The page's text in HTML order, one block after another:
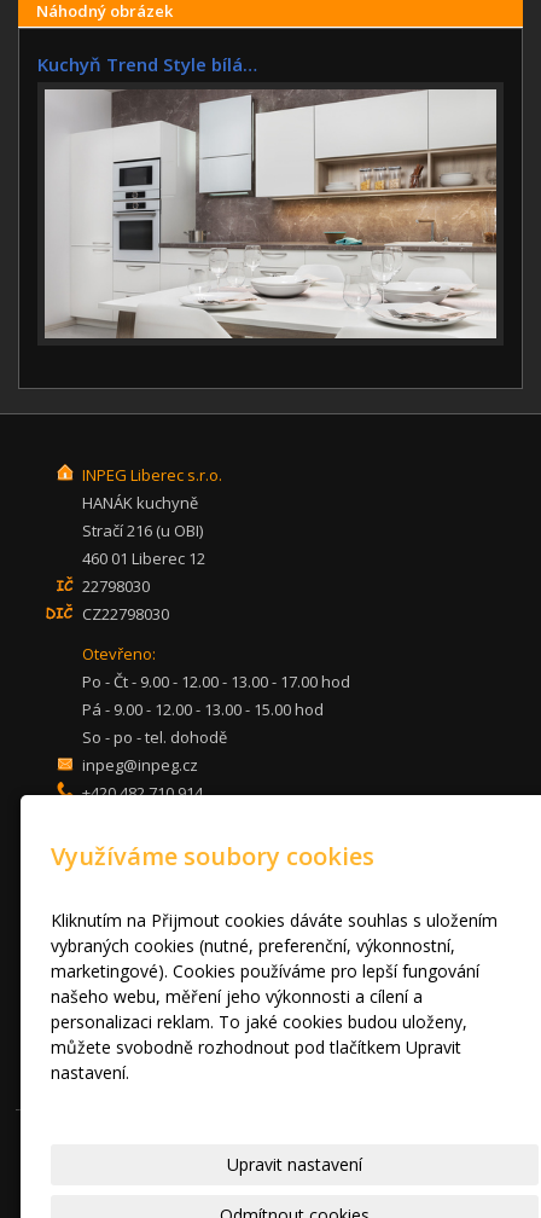
Náhodný obrázek
Kuchyň Trend Style bílá…
INPEG Liberec s.r.o.
HANÁK kuchyně
Stračí 216 (u OBI)
460 01 Liberec 12
22798030
CZ22798030
Otevřeno:
Po - Čt - 9.00 - 12.00 - 13.00 - 17.00 hod
Pá - 9.00 - 12.00 - 13.00 - 15.00 hod
So - po - tel. dohodě
inpeg@inpeg.cz
+420 482 710 914
KUCHYNĚ
DVEŘE A STOLY
OBÝVACÍ POKOJE
AKCE
FOTOGALERIE
VÝPRODEJ VZORKŮ
RADY A TIPY
KONTAKT
|Mapa webu
Využíváme soubory cookies
Kliknutím na Přijmout cookies dáváte souhlas s uložením
vybraných cookies (nutné, preferenční, výkonnostní,
marketingové). Cookies používáme pro lepší fungování
našeho webu, měření jeho výkonnosti a cílení a
personalizaci reklam. To jaké cookies budou uloženy,
můžete svobodně rozhodnout pod tlačítkem Upravit
nastavení.
Upravit nastavení